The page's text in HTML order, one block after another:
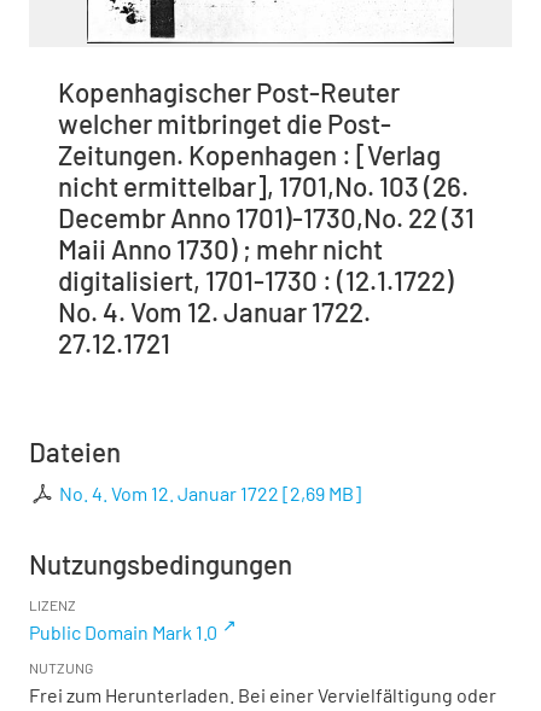
Kopenhagischer Post-Reuter
welcher mitbringet die Post-
Zeitungen. Kopenhagen : [Verlag
nicht ermittelbar], 1701,No. 103 (26.
Decembr Anno 1701)-1730,No. 22 (31
Maii Anno 1730) ; mehr nicht
digitalisiert, 1701-1730 : (12.1.1722)
No. 4. Vom 12. Januar 1722.
27.12.1721
Dateien
No. 4. Vom 12. Januar 1722 [2,69 MB]
Nutzungsbedingungen
LIZENZ
Public Domain Mark 1.0
NUTZUNG
Frei zum Herunterladen. Bei einer Vervielfältigung oder